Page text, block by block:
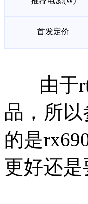
首发定价
由于
品，所
的是
更好还